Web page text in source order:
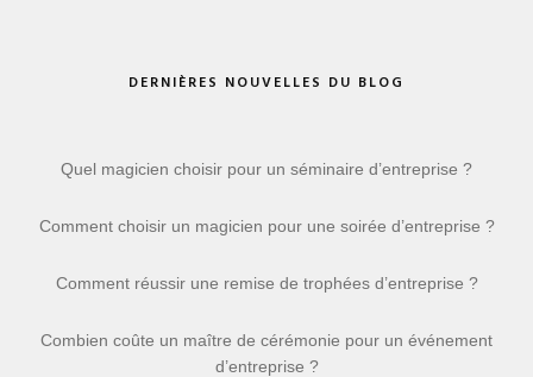
DERNIÈRES NOUVELLES DU BLOG
Quel magicien choisir pour un séminaire d’entreprise ?
Comment choisir un magicien pour une soirée d’entreprise ?
Comment réussir une remise de trophées d’entreprise ?
Combien coûte un maître de cérémonie pour un événement
d’entreprise ?